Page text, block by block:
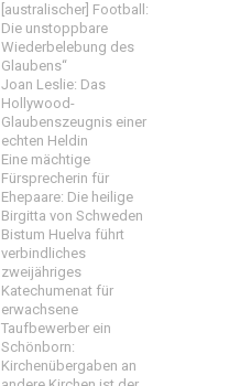
[australischer] Football:
Die unstoppbare
Wiederbelebung des
Glaubens“
Joan Leslie: Das
Hollywood-
Glaubenszeugnis einer
echten Heldin
Eine mächtige
Fürsprecherin für
Ehepaare: Die heilige
Birgitta von Schweden
Bistum Huelva führt
verbindliches
zweijähriges
Katechumenat für
erwachsene
Taufbewerber ein
Schönborn:
Kirchenübergaben an